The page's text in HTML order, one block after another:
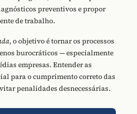
preventivos e propor
de trabalho.
, o objetivo é tornar os processos
burocráticos — especialmente
empresas. Entender as
para o cumprimento correto das
penalidades desnecessárias.